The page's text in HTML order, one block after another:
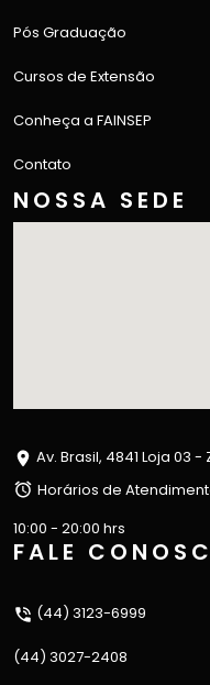
Pós Graduação
Cursos de Extensão
Conheça a FAINSEP
Contato
NOSSA SEDE
Av. Brasil, 4841 Loja 03
Horários de
10:00 - 20:00 hrs
FALE
(44) 3123-6999
(44) 3027-2408